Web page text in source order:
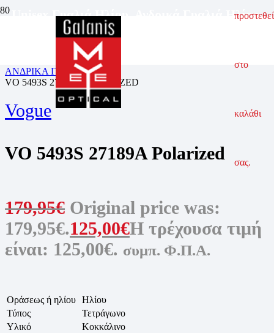
προστεθεί
στο
καλάθι
σας.
Unisex Γυαλιά Ηλίου Ανδρικά Γυαλιά Ηλίου,
Γυναικεία Γυαλιά Ηλίου
ΑΡΧΙΚΗ ΣΕΛΙΔΑ
ΓΥΑΛΙΑ ΗΛΙΟΥ
ΑΝΔΡΙΚΑ ΓΥΑΛΙΑ ΗΛΙΟΥ
VO 5493S 27189A POLARIZED
Vogue
VO 5493S 27189A Polarized
179,95€ Original price was:
179,95€.125,00€Η τρέχουσα τιμή
είναι: 125,00€. συμπ. Φ.Π.Α.
Οράσεως ή ηλίου Ηλίου
Τύπος
Τετράγωνο
Υλικό
Κοκκάλινο